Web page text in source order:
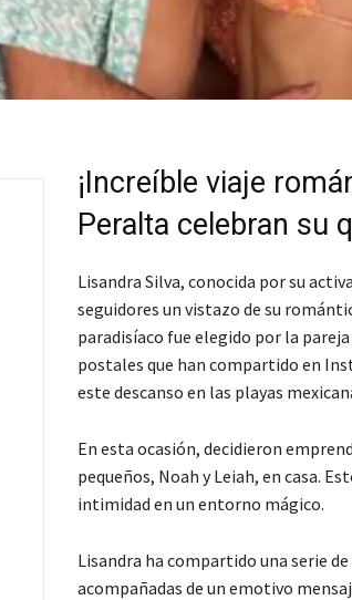
¡Increíble viaje
Peralta celebran su
Lisandra Silva, conocida por su
seguidores un vistazo de su
paradisíaco fue elegido por la
postales que han compartido en
este descanso en las playas
En esta ocasión, decidieron
pequeños, Noah y Leiah, en casa.
intimidad en un entorno mágico.
Lisandra ha compartido una serie
acompañadas de un emotivo